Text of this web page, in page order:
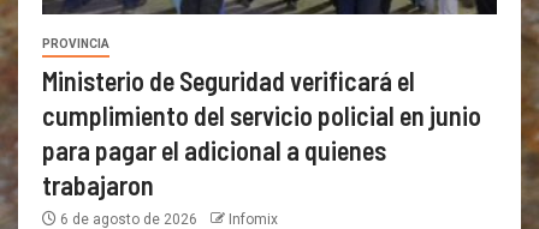
PROVINCIA
Ministerio de Seguridad verificará el
cumplimiento del servicio policial en junio
para pagar el adicional a quienes
trabajaron
6 de agosto de 2026 Infomix